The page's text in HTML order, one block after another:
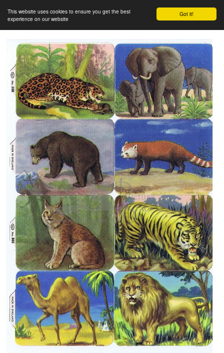
Got it!
This website uses cookies to ensure you get the best
experience on our website